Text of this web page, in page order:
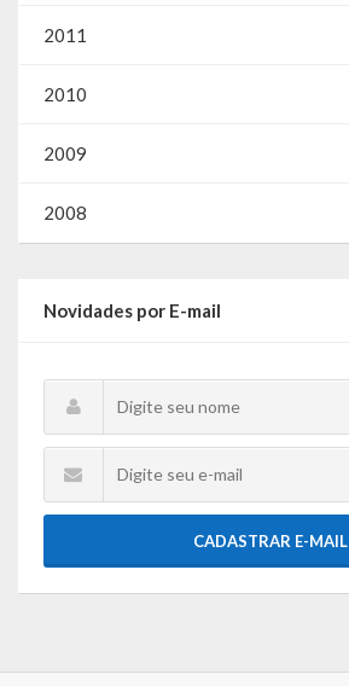
2011
2010
2009
2008
Novidades por E-mail
CADASTRAR E-MAIL